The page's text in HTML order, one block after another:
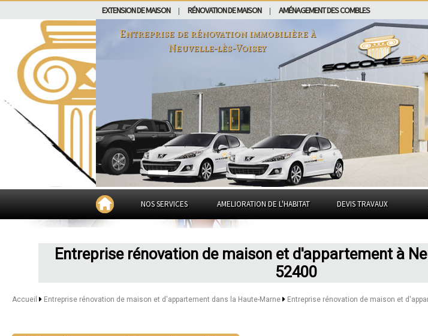
EXTENSION DE MAISON RÉNOVATION DE MAISON AMÉNAGEMENT DES COMBLES
Entreprise de rénovation immobilière à
Neuvelle-lès-Voisey
NOS SERVICES AMELIORATION DE L'HABITAT DEVIS TRAVAUX
Entreprise rénovation de maison et d'appartement à
52400
Accueil Entreprise rénovation de maison et d'appartement dans la Haute-Marne Entreprise rénovation de maison et